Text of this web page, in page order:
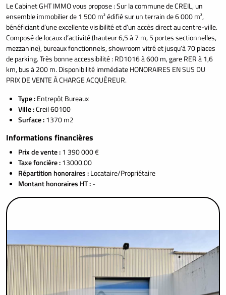
Le Cabinet GHT IMMO vous propose : Sur la commune de CREIL, un
ensemble immobilier de 1 500 m² édifié sur un terrain de 6 000 m²,
bénéficiant d’une excellente visibilité et d’un accès direct au centre-ville.
Composé de locaux d’activité (hauteur 6,5 à 7 m, 5 portes sectionnelles,
mezzanine), bureaux fonctionnels, showroom vitré et jusqu’à 70 places
de parking. Très bonne accessibilité : RD1016 à 600 m, gare RER à 1,6
km, bus à 200 m. Disponibilité immédiate HONORAIRES EN SUS DU
PRIX DE VENTE À CHARGE ACQUÉREUR.
Type :Entrepôt Bureaux
Ville :Creil 60100
Surface :1370 m2
Informations financières
Prix de vente :1 390 000 €
Taxe foncière :13000.00
Répartition honoraires :Locataire/Propriétaire
Montant honoraires HT :-